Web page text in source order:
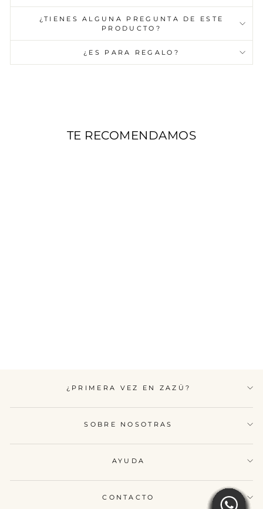
¿TIENES ALGUNA PREGUNTA DE ESTE
PRODUCTO?
¿ES PARA REGALO?
TE RECOMENDAMOS
¿PRIMERA VEZ EN ZAZÜ?
SOBRE NOSOTRAS
AYUDA
CONTACTO